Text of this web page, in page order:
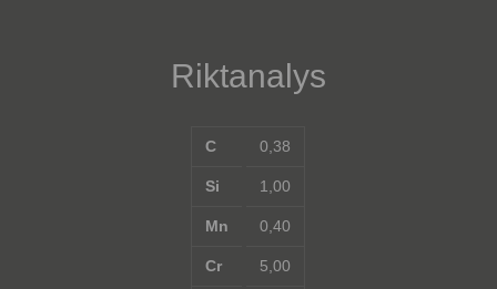
Riktanalys
C
Si
Mn
Cr
0,38
1,00
0,40
5,00